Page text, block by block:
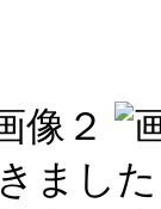
まし